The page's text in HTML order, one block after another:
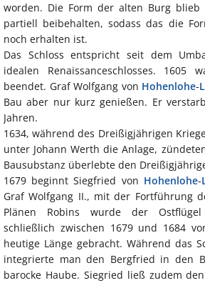
worden. Die Form der alten Burg blieb
partiell beibehalten, sodass das die
noch erhalten ist.
Das Schloss entspricht seit dem
idealen Renaissanceschlosses. 1605
beendet. Graf Wolfgang von Hohenlohe-
Bau aber nur kurz genießen. Er
Jahren.
1634, während des Dreißigjährigen
unter Johann Werth die Anlage,
Bausubstanz überlebte den
1679 beginnt Siegfried von Hohenlohe-
Graf Wolfgang II., mit der Fortführung
Plänen Robins wurde der
schließlich zwischen 1679 und 1684
heutige Länge gebracht. Während das
integrierte man den Bergfried in den
barocke Haube. Siegried ließ zudem